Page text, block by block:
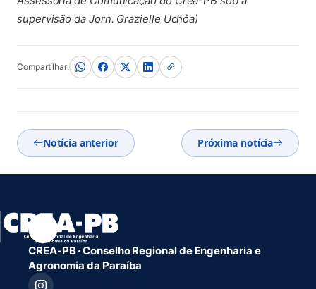
supervisão da Jorn. Grazielle Uchôa)
Compartilhar:
Notícia anterior Próxima notícia
CREA-PB · Conselho Regional de Engenharia e
Agronomia da Paraíba